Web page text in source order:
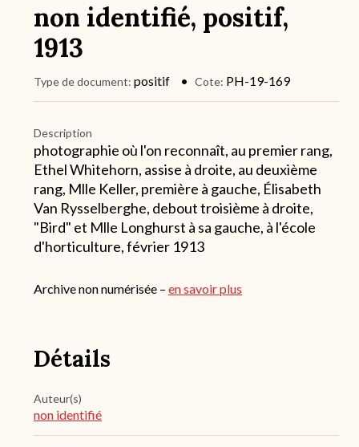
non identifié, positif,
1913
Type de document positif Cote PH-19-169
Description
photographie où l'on reconnaît, au premier rang,
Ethel Whitehorn, assise à droite, au deuxième
rang, Mlle Keller, première à gauche, Élisabeth
Van Rysselberghe, debout troisième à droite,
"Bird" et Mlle Longhurst à sa gauche, à l'école
d'horticulture, février 1913
Archive non numérisée – en savoir plus
Détails
Auteur(s)
non identifié